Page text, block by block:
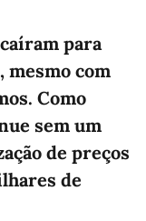
para
com
Como
sem um
de preços
de